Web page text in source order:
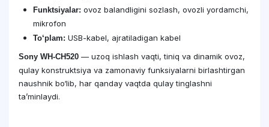
Funktsiyalar: ovoz balandligini sozlash, ovozli yordamchi,
mikrofon
To‘plam: USB-kabel, ajratiladigan kabel
Sony WH-CH520 — uzoq ishlash vaqti, tiniq va dinamik ovoz,
qulay konstruktsiya va zamonaviy funksiyalarni birlashtirgan
naushnik bo‘lib, har qanday vaqtda qulay tinglashni
ta’minlaydi.